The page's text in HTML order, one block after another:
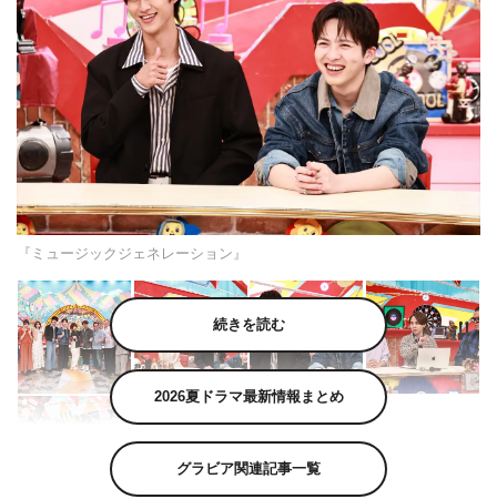
『ミュージックジェネレーション』
続きを読む
2026夏ドラマ最新情報まとめ
グラビア関連記事一覧